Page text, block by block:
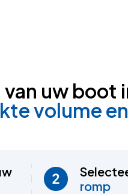
van uw boot
volume
romp